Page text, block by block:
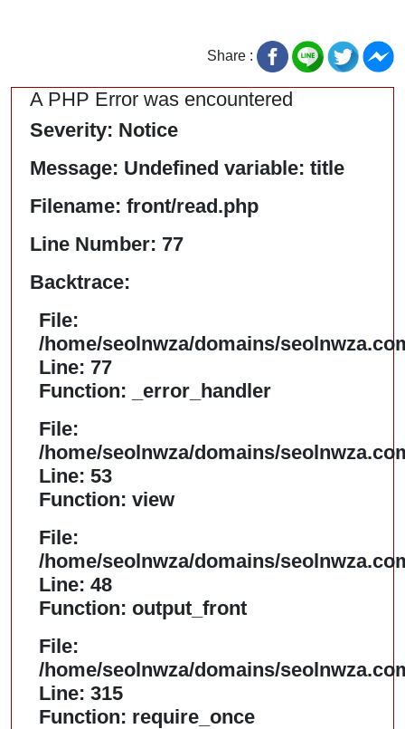
Share :
A PHP Error was encountered
Severity: Notice
Message: Undefined variable: title
Filename: front/read.php
Line Number: 77
Backtrace:
File:
/home/seolnwza/domains/
Line: 77
Function: _error_handler
File:
/home/seolnwza/domains/
Line: 53
Function: view
File:
/home/seolnwza/domains/
Line: 48
Function: output_front
File:
/home/seolnwza/domains/
Line: 315
Function: require_once